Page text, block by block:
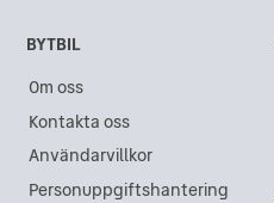
Datsun 260Z i Gävle
Datsun 260Z i Västra Frölunda
Datsun 260Z i Kristianstad
BYTBIL
Om oss
Kontakta oss
Användarvillkor
Personuppgiftshantering